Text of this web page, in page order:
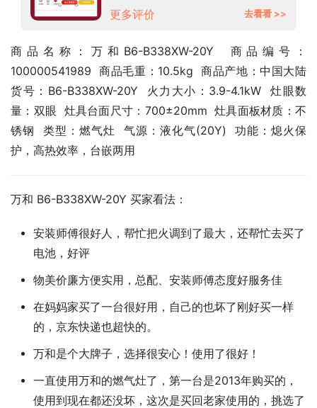
更多评价
去看看 >>
商品名称：万和B6-B338XW-20Y  商品编号：
100000541989  商品毛重：10.5kg  商品产地：中国大陆
货号：B6-B338XW-20Y  火力大小：3.9-4.1kW  灶眼数
量：双眼  灶具台面尺寸：700±20mm  灶具面板材质：不
锈钢  类型：燃气灶  气源：液化气(20Y)  功能：熄火保
护，高热效率，台嵌两用
万和 B6-B338XW-20Y 买家看法：
安装师傅很好人，帮忙把火调到了最大，还帮忙去买了
电池，好评
物美价廉方便实用，总配、安装师傅态度好服务佳
在妈妈家买了一台很好用，自己的也坏了刚好买一样
的，京东快递也超快的。
万和是个大牌子，选择很安心！使用了很好！
一直使用万和的燃气灶了，第一台是2013年购买的，
使用到现在都还没坏，这次是买回老家使用的，挑选了